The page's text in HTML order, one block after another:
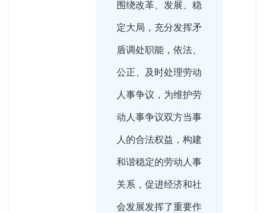
围绕改革、发展、稳
定大局，充分发挥矛
盾调处职能，依法、
公正、及时处理劳动
人事争议，为维护劳
动人事争议双方当事
人的合法权益，构建
和谐稳定的劳动人事
关系，促进经济和社
会发展发挥了重要作